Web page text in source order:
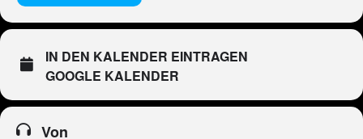
IN DEN KALENDER EINTRAGEN
GOOGLE KALENDER
Von